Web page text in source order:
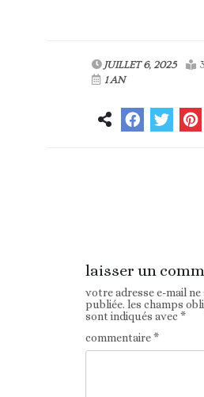
JUILLET 6, 2025
1 AN
laisser un
votre adresse e-mail ne
publiée. les champs
sont indiqués avec*
commentaire*